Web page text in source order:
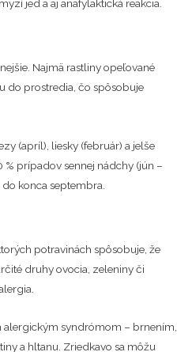
jed a aj anafylaktická reakcia.
Najmä rastliny opeľované
do prostredia, čo spôsobuje
(apríl), liesky (február) a jelše
% prípadov sennej nádchy (jún –
konca septembra.
potravinách spôsobuje, že
druhy ovocia, zeleniny či
alergickým syndrómom – brnením,
a hltanu. Zriedkavo sa môžu